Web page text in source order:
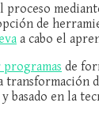
de
a cabo el
de
transformación
basado en la